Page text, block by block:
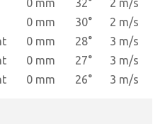
0 mm 32°
2 m/s
0 mm 30°
2 m/s
0 mm 28°
3 m/s
0 mm 27°
3 m/s
0 mm 26° 3 m/s